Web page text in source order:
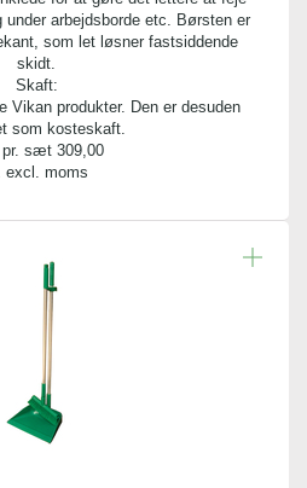
arbejdsborde etc. Børsten er
som let løsner fastsiddende
skidt.
Skaft:
Vikan produkter. Den er desuden
som kosteskaft.
pr. sæt 309,00
excl. moms